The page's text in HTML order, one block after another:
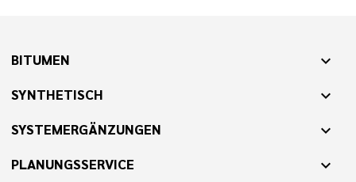
BITUMEN expand_more
SYNTHETISCH expand_more
SYSTEMERGÄNZUNGEN expand_more
PLANUNGSSERVICE expand_more